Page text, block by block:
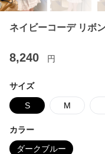
ネイビーコーデ リボ
8,240 円
サイズ
S M
カラー
ダークブルー